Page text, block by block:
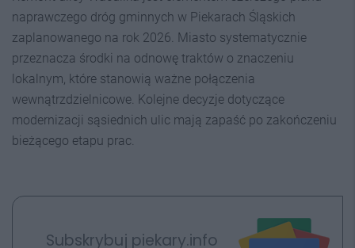
naprawczego dróg gminnych w Piekarach Śląskich
zaplanowanego na rok 2026. Miasto systematycznie
przeznacza środki na odnowę traktów o znaczeniu
lokalnym, które stanowią ważne połączenia
wewnątrzdzielnicowe. Kolejne decyzje dotyczące
modernizacji sąsiednich ulic mają zapaść po zakończeniu
bieżącego etapu prac.
Subskrybuj piekary.info